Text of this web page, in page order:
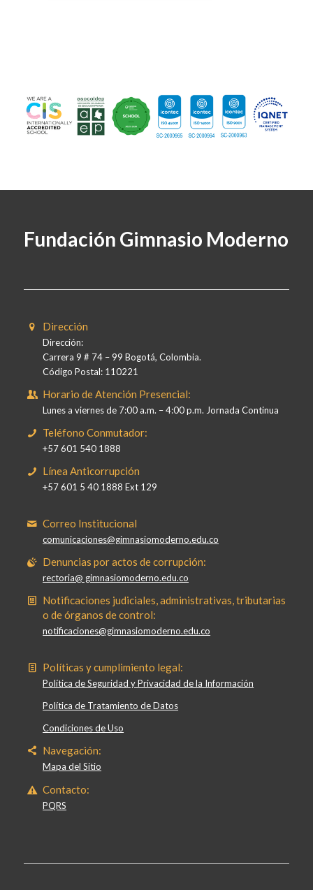
Fundación Gimnasio Moderno
Dirección
Dirección:
Carrera 9 # 74 – 99 Bogotá, Colombia.
Código Postal: 110221
Horario de Atención Presencial:
Lunes a viernes de 7:00 a.m. – 4:00 p.m. Jornada Continua
Teléfono Conmutador:
+57 601 540 1888
Línea Anticorrupción
+57 601 5 40 1888 Ext 129
Correo Institucional
comunicaciones@gimnasiomoderno.edu.co
Denuncias por actos de corrupción:
rectoria@ gimnasiomoderno.edu.co
Notificaciones judiciales, administrativas, tributarias
o de órganos de control:
notificaciones@gimnasiomoderno.edu.co
Políticas y cumplimiento legal:
Política de Seguridad y Privacidad de la Información
Política de Tratamiento de Datos
Condiciones de Uso
Navegación:
Mapa del Sitio
Contacto:
PQRS